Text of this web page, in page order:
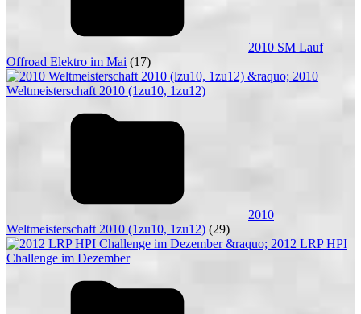
2010 SM Lauf
Offroad Elektro im Mai (17)
2010
Weltmeisterschaft 2010 (1zu10, 1zu12) (29)